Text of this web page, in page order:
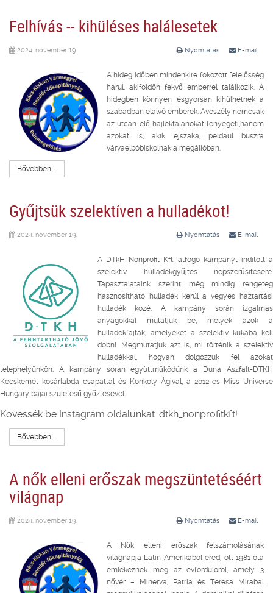
Felhívás -- kihüléses halálesetek
Nyomtatás E-mail
2024. november 19.
A hideg időben mindenkire fokozott felelősség
hárul, akiföldön fekvő emberrel találkozik. A
hidegben könnyen ésgyorsan kihűlhetnek a
szabadban elalvó emberek. Aveszély nemcsak
az utcán élő hajléktalanokat fenyegeti,hanem
azokat is, akik éjszaka, például buszra
várvaelbóbiskolnak a megállóban.
Bővebben ...
Gyűjtsük szelektíven a hulladékot!
Nyomtatás E-mail
2024. november 19.
A DTkH Nonprofit Kft. átfogó kampányt indított a
szelektív hulladékgyűjtés népszerűsítésére.
Tapasztalataink szerint még mindig rengeteg
hasznosítható hulladék kerül a vegyes háztartási
hulladék közé. A kampány során izgalmas
anyagokkal mutatjuk be, melyek azok a
hulladékfajták, amelyeket a szelektív kukába kell
dobni. Megmutatjuk azt is, mi történik a szelektív
hulladékkal, hogyan dolgozzuk fel azokat
telephelyünkön. A kampány során együttműködünk a Duna Aszfalt-DTKH
Kecskemét kosárlabda csapattal és Konkoly Ágival, a 2012-es Miss Universe
Hungary bajai születésű győztesével.
Kövessék be Instagram oldalunkat: dtkh_nonprofitkft!
Bővebben ...
A nők elleni erőszak megszüntetéséért
világnap
Nyomtatás E-mail
2024. november 19.
A Nők elleni erőszak felszámolásának
világnapja Latin-Amerikából ered, ott 1981 óta
emlékeznek meg az évfordulóról, amely 3
nővér – Minerva, Patria és Teresa Mirabal